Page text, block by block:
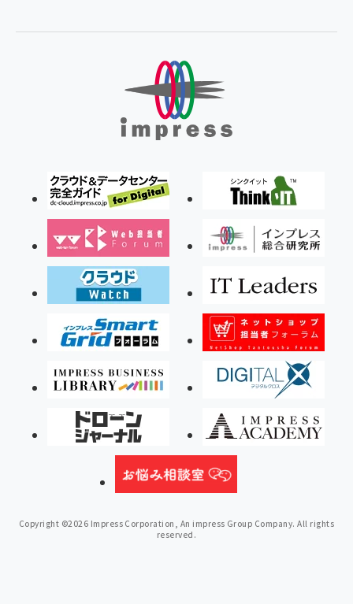
Copyright ©2026 Impress Corporation, An impress Group Company. All rights
reserved.